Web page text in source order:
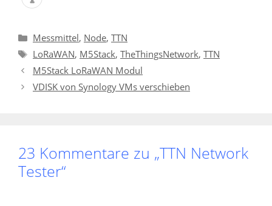
Kategorien
Messmittel, Node, TTN
Schlagwörter
LoRaWAN, M5Stack, TheThingsNetwork, TTN
M5Stack LoRaWAN Modul
VDISK von Synology VMs verschieben
23 Kommentare zu „TTN Network
Tester“